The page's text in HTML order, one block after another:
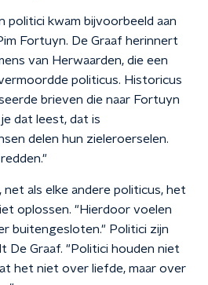
politici kwam bijvoorbeeld aan
Fortuyn. De Graaf herinnert
van Herwaarden, die een
politicus. Historicus
brieven die naar Fortuyn
dat leest, dat is
delen hun zieleroerselen.
als elke andere politicus, het
oplossen. "Hierdoor voelen
buitengesloten." Politici zijn
De Graaf. "Politici houden niet
het niet over liefde, maar over